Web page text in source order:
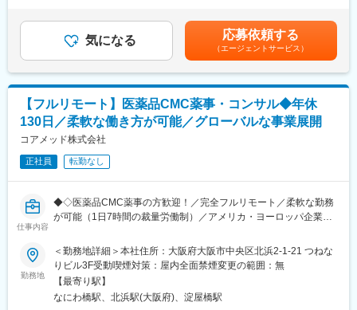
※国内出張の頻度は1~3回/年です。（海外出張はほとんどありませ
ん。）
■ワークライフバランス：
同社は、個人が最大限に能力を発揮できるよう働きやすい環境作
りに注力しております。男女問わず在宅勤務が可能です。また、
女性社員も多く、産休・育休取得実績も豊富で9割以上の復職率を
誇っており、長期就業が可能な環境・福利厚生が整っています。
・オーファンドラッグ指定申請資料
・日本を含む各国規制当局への治験実施計画届（IND等）および
申請資料
・承認申請書（CTDを含む）
・試験総括報告書（CSR） など
・プロジェクトは個人単独ではなく、社内メンバーと連携しなが
ら分担して推進しています。
発全体を俯瞰できる経験を積むことができます。
通常医薬品メーカー出身が会員である関西医薬協会に、当社は会
員として登録しています。業界関連のセミナーにも参加すること
ができ、メーカーと同じレベルの業界知識とマーケット感をアッ
プデートできる環境です。
安の金額であり、選考を通じて上下する可能性があります。月給
(月額)は固定手当を含めた表記です。
気になる 応募依頼する
（エージェントサービス）
【フルリモート】医薬品CMC薬事・コンサル◆年休
130日／柔軟な働き方が可能／グローバルな事業展開
コアメッド株式会社
正社員 転勤なし
仕事内容
◆◇医薬品CMC薬事の方歓迎！／完全フルリモート／柔軟な勤務
が可能（1日7時間の裁量労働制）／アメリカ・ヨーロッパ企業と
◆◇
■仕事内容：
医薬品開発における理化学・製造・品質試験分野を中心に、CMC
領域のコンサルティング業務をお任せします。
勤務地
＜勤務地詳細＞本社住所：大阪府大阪市中央区北浜2-1-21 つねな
りビル3F受動喫煙対策：屋内全面禁煙変更の範囲：無
【最寄り駅】
なにわ橋駅、北浜駅(大阪府)、淀屋橋駅